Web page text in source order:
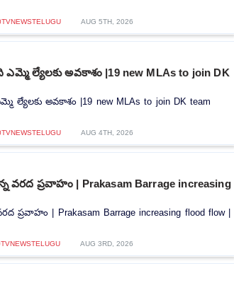
AUG 5TH, 2026
ల్యేలకు అవకాశం |19 new MLAs to join DK
ల్యేలకు అవకాశం |19 new MLAs to join DK team
AUG 4TH, 2026
వరద ప్రవాహం | Prakasam Barrage increasing
ప్రవాహం | Prakasam Barrage increasing flood flow |
AUG 3RD, 2026